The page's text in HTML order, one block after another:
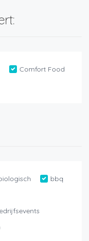
Comfort Food
bbq